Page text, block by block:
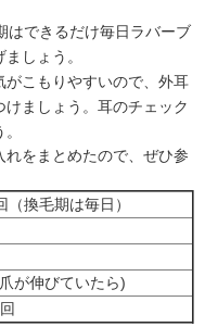
はできるだけ毎日ラバーブ
しょう。
がこもりやすいので、外耳
ましょう。耳のチェック
をまとめたので、ぜひ参
（換毛期は毎日）
が伸びていたら)